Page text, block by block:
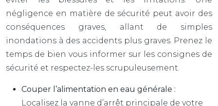
négligence en matière de sécurité peut avoir des
conséquences graves, allant de simples
inondations à des accidents plus graves. Prenez le
temps de bien vous informer sur les consignes de
sécurité et respectez-les scrupuleusement.
Couper l’alimentation en eau générale :
Localisez la vanne d’arrêt principale de votre